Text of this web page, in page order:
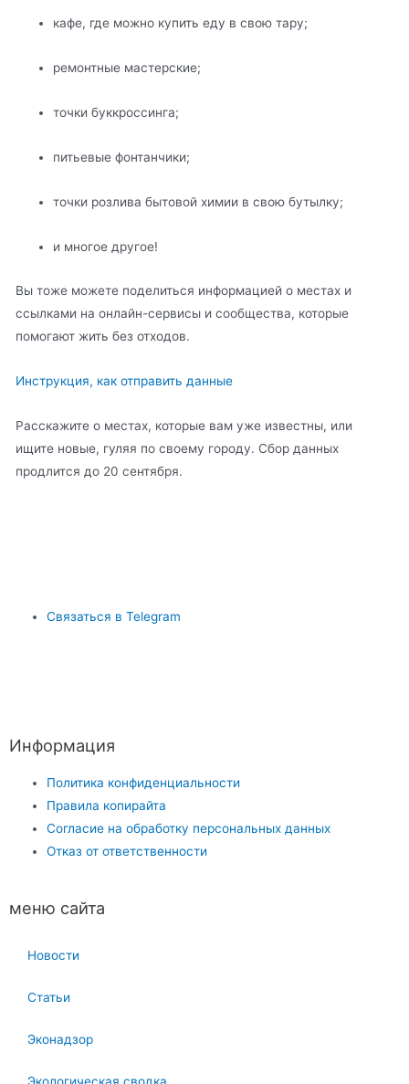
кафе, где можно купить еду в свою тару;
ремонтные мастерские;
точки буккроссинга;
питьевые фонтанчики;
точки розлива бытовой химии в свою бутылку;
и многое другое!
Вы тоже можете поделиться информацией о местах и
ссылками на онлайн-сервисы и сообщества, которые
помогают жить без отходов.
Инструкция, как отправить данные
Расскажите о местах, которые вам уже известны, или
ищите новые, гуляя по своему городу. Сбор данных
продлится до 20 сентября.
Связаться в Telegram
Информация
Политика конфиденциальности
Правила копирайта
Согласие на обработку персональных данных
Отказ от ответственности
меню сайта
Новости
Статьи
Эконадзор